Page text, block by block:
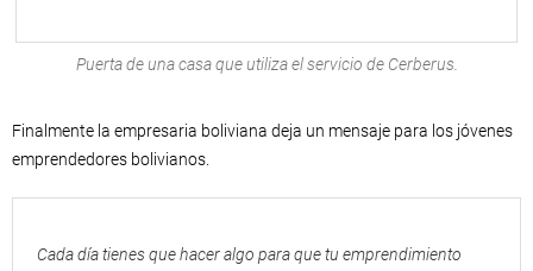
Puerta de una casa que utiliza el servicio de Cerberus.
Finalmente la empresaria boliviana deja un mensaje para los jóvenes
emprendedores bolivianos.
Cada día tienes que hacer algo para que tu emprendimiento